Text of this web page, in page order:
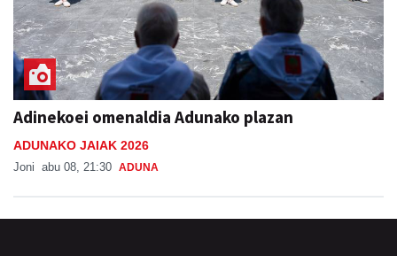
Adinekoei omenaldia Adunako plazan
ADUNAKO JAIAK 2026
Joni abu 08, 21:30 ADUNA